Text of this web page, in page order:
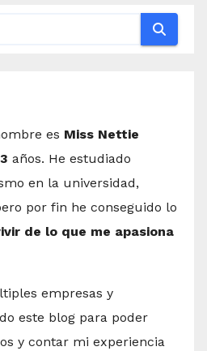
es Miss Nettie
años. He estudiado
en la universidad,
por fin he conseguido lo
de lo que me apasiona
empresas y
este blog para poder
y contar mi experiencia